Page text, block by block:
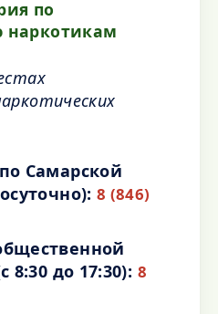
по
наркотикам
Самарской
8 (846)
8:30 до 17:30): 8